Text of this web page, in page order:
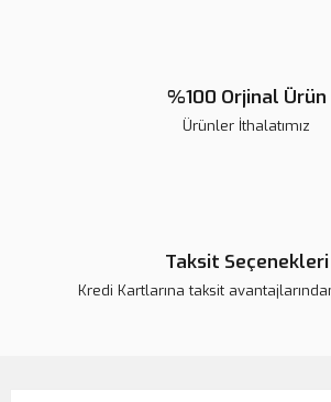
%100 Orjinal Ürün
Ürünler İthalatımız
Taksit Seçenekleri
Kredi Kartlarına taksit